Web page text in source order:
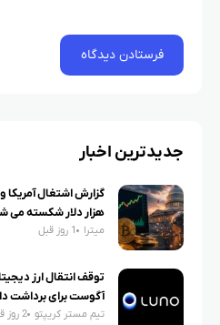
جدیدترین اخبار
هزار دلار شکسته می
میترا 1 روز قبل
توقف انتقال ارز
آگوست برای برداشت
تیم مستر کریپتو 2 روز قبل